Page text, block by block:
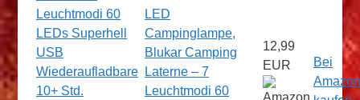
LED
Campinglampe,
Blukar Camping
Laterne – 7
Leuchtmodi 60
12,99
EUR
Bei
Amazon